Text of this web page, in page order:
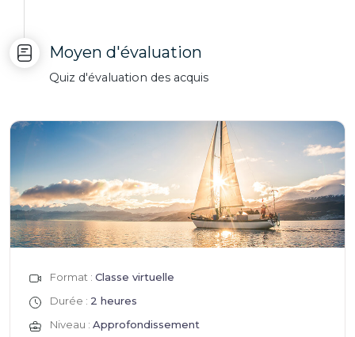
Moyen d'évaluation
Quiz d'évaluation des acquis
Format : Classe virtuelle
Durée : 2 heures
Niveau : Approfondissement